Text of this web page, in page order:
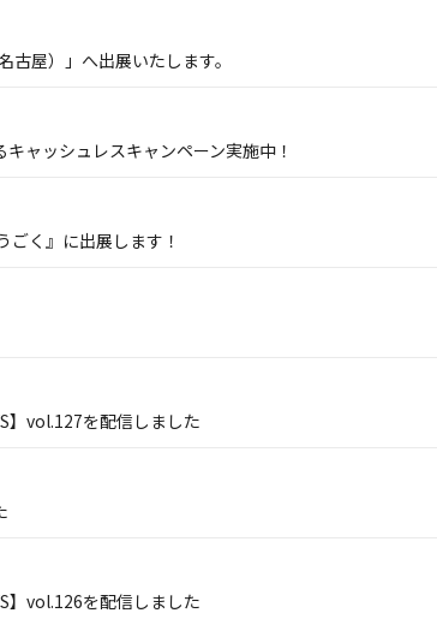
古屋）」へ出展いたします。
ャッシュレスキャンペーン実施中！
ごく』に出展します！
】vol.127を配信しました
】vol.126を配信しました